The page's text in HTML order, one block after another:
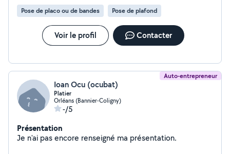
Pose de placo ou de bandes Pose de plafond
Voir le profil Contacter
Auto-entrepreneur
Ioan Ocu (ocubat)
Platier
Orléans (Bannier-Coligny)
-/5
Présentation
Je n'ai pas encore renseigné ma présentation.